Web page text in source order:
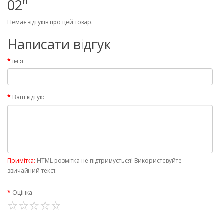
02"
Немає відгуків про цей товар.
Написати відгук
ім'я
Ваш відгук:
Примітка: HTML розмітка не підтримується! Використовуйте
звичайний текст.
Оцінка